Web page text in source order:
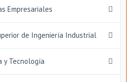
Empresariales
de Ingeniería Industrial
y Tecnología